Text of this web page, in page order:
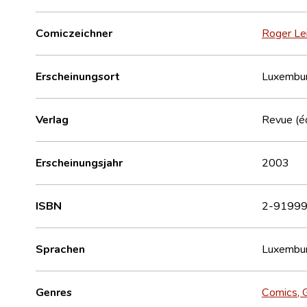
Comiczeichner Roger
Erscheinungsort
Verlag Revue
Erscheinungsjahr 2003
ISBN 2-
Sprachen
Genres Comics,